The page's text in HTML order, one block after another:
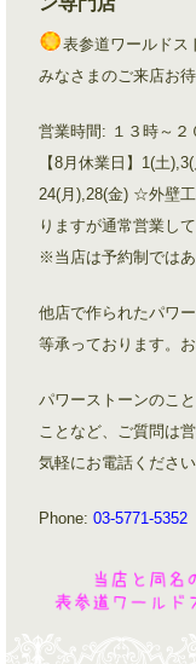
表参道ワールドス
みなさまのご来店お
営業時間: １３時～
【8月休業日】1(土
24(月),28(金) ☆外壁
りますが通常営業し
※当店は予約制では
他店で作られたパワ
等承っております。
パワーストーンのこ
ことなど、ご質問は
気軽にお電話ください
Phone: 03-5771-5352